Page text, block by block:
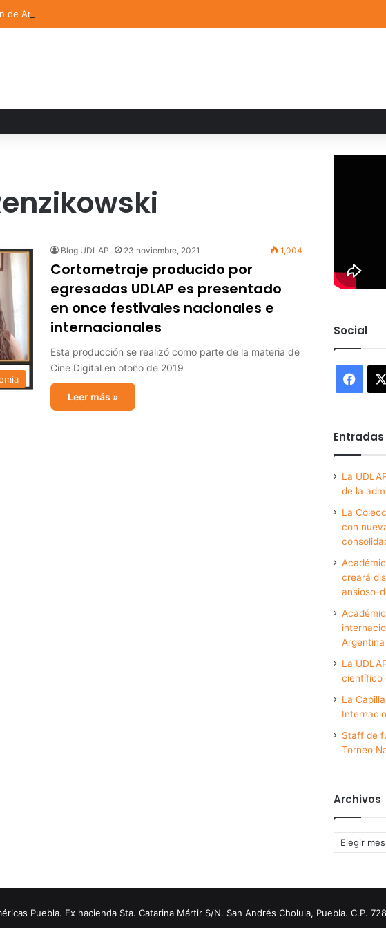
de Arte UDLAP fortalece su acervo con nuevas obras de artistas emergentes y
Blog UDLAP 23 noviembre, 2021 1,004
Cortometraje producido por
egresadas UDLAP es presentado
en once festivales nacionales e
internacionales
Esta producción se realizó como parte de la materia de
Cine Digital en otoño de 2019
Leer más »
Social
La
de la
La
con
creará
ansioso-
Argentina
La
científico
La
Staff de
Torneo
Archivos
Archivos
Puebla. Ex hacienda Sta. Catarina Mártir S/N. San Andrés Cholula, Puebla. C.P.